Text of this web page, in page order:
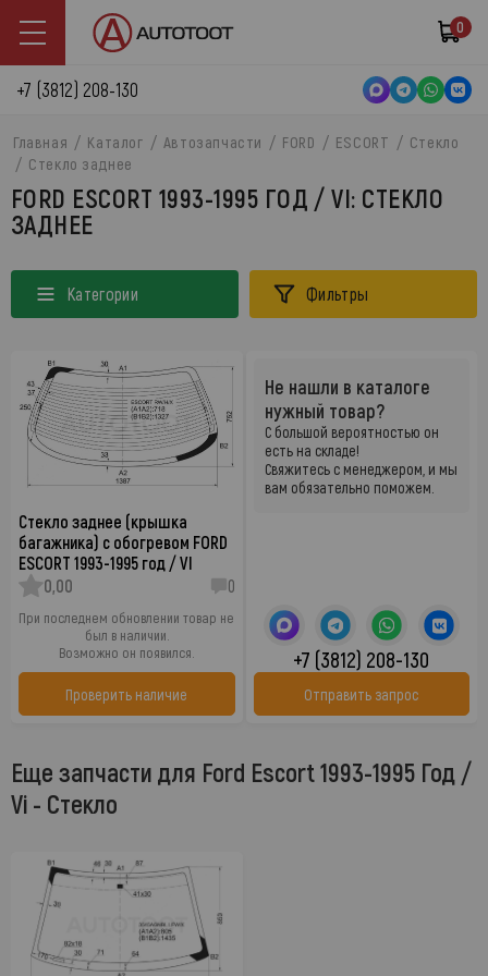
0
+7 (3812) 208-130
Главная Каталог Автозапчасти FORD ESCORT
Стекло
Стекло заднее
FORD ESCORT 1993-1995 ГОД / VI: СТЕКЛО
ЗАДНЕЕ
Категории Фильтры
Стекло заднее (крышка
багажника) с обогревом FORD
ESCORT 1993-1995 год / VI
0,00
0
При последнем обновлении товар не
был в наличии.
Возможно он появился.
Проверить наличие
Не нашли в каталоге
нужный товар?
С большой вероятностью он
есть на складе!
Свяжитесь с менеджером, и мы
вам обязательно поможем.
+7 (3812) 208-130
Отправить запрос
Еще запчасти для Ford Escort 1993-1995 Год /
Vi - Стекло